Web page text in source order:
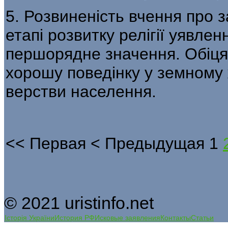
5. Розвиненість вчення про
етапі розвитку релігії
першорядне значення.
хорошу поведінку у
верстви населення.
<< Первая < Предыдущая 1
© 2021 uristinfo.net
Історія УкраїниИстория РФИсковые заявленияКонтактыСтатьи